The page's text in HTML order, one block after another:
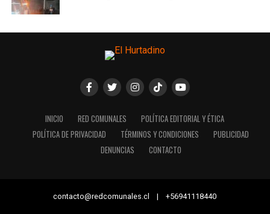
INICIO RED COMUNALES
POLÍTICA EDITORIAL Y ÉTICA
POLÍTICA DE PRIVACIDAD
TÉRMINOS Y CONDICIONES
PUBLICIDAD
DENUNCIAS
CONTACTO
contacto@redcomunales.cl | +56941118440